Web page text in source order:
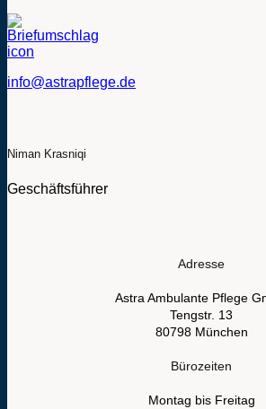
info@astrapflege.de
Niman Krasniqi
Geschäftsführer
Adresse
Astra Ambulante Pflege
Tengstr. 13
80798 München
Bürozeiten
Montag bis Freitag